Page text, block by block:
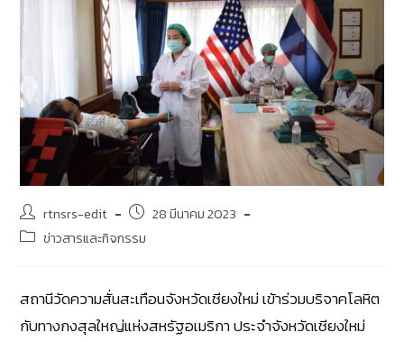
rtnsrs-edit
28 มีนาคม 2023
ข่าวสารและกิจกรรม
สถานีวัดความสั่นสะเทือนจังหวัดเชียงใหม่ เข้าร่วมบริจาคโลหิต
กับทางกงสุลใหญ่แห่งสหรัฐอเมริกา ประจำจังหวัดเชียงใหม่